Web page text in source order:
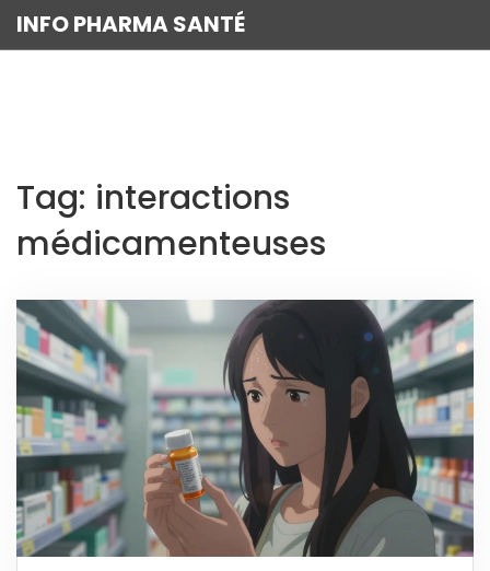
INFO PHARMA SANTÉ
Tag: interactions
médicamenteuses